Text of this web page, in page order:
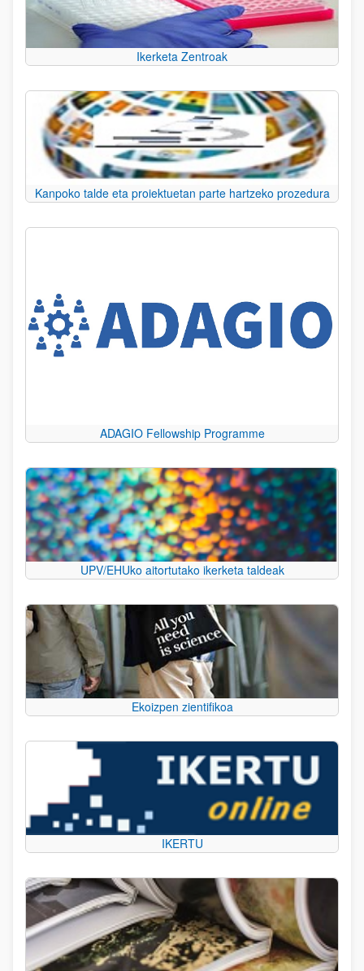
Ikerketa Zentroak
Kanpoko talde eta proiektuetan parte hartzeko prozedura
ADAGIO Fellowship Programme
UPV/EHUko aitortutako ikerketa taldeak
Ekoizpen zientifikoa
IKERTU